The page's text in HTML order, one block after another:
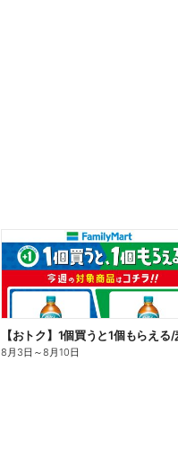
【おトク】1個買うと1個もらえる
8月3日 ～8月10日